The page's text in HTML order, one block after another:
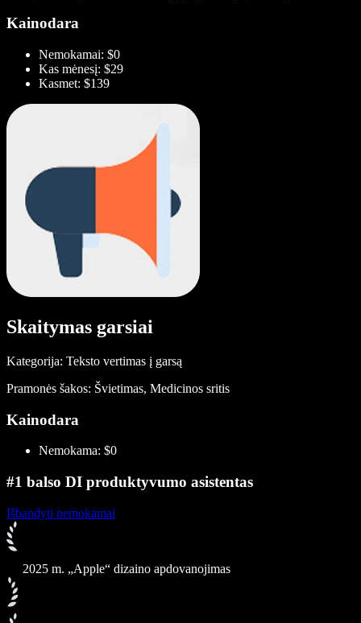
Kainodara
Nemokamai: $0
Kas mėnesį: $29
Kasmet: $139
Skaitymas garsiai
Kategorija: Teksto vertimas į garsą
Pramonės šakos: Švietimas, Medicinos sritis
Kainodara
Nemokama: $0
#1 balso DI produktyvumo asistentas
Išbandyti nemokamai
2025 m. „Apple“ dizaino apdovanojimas